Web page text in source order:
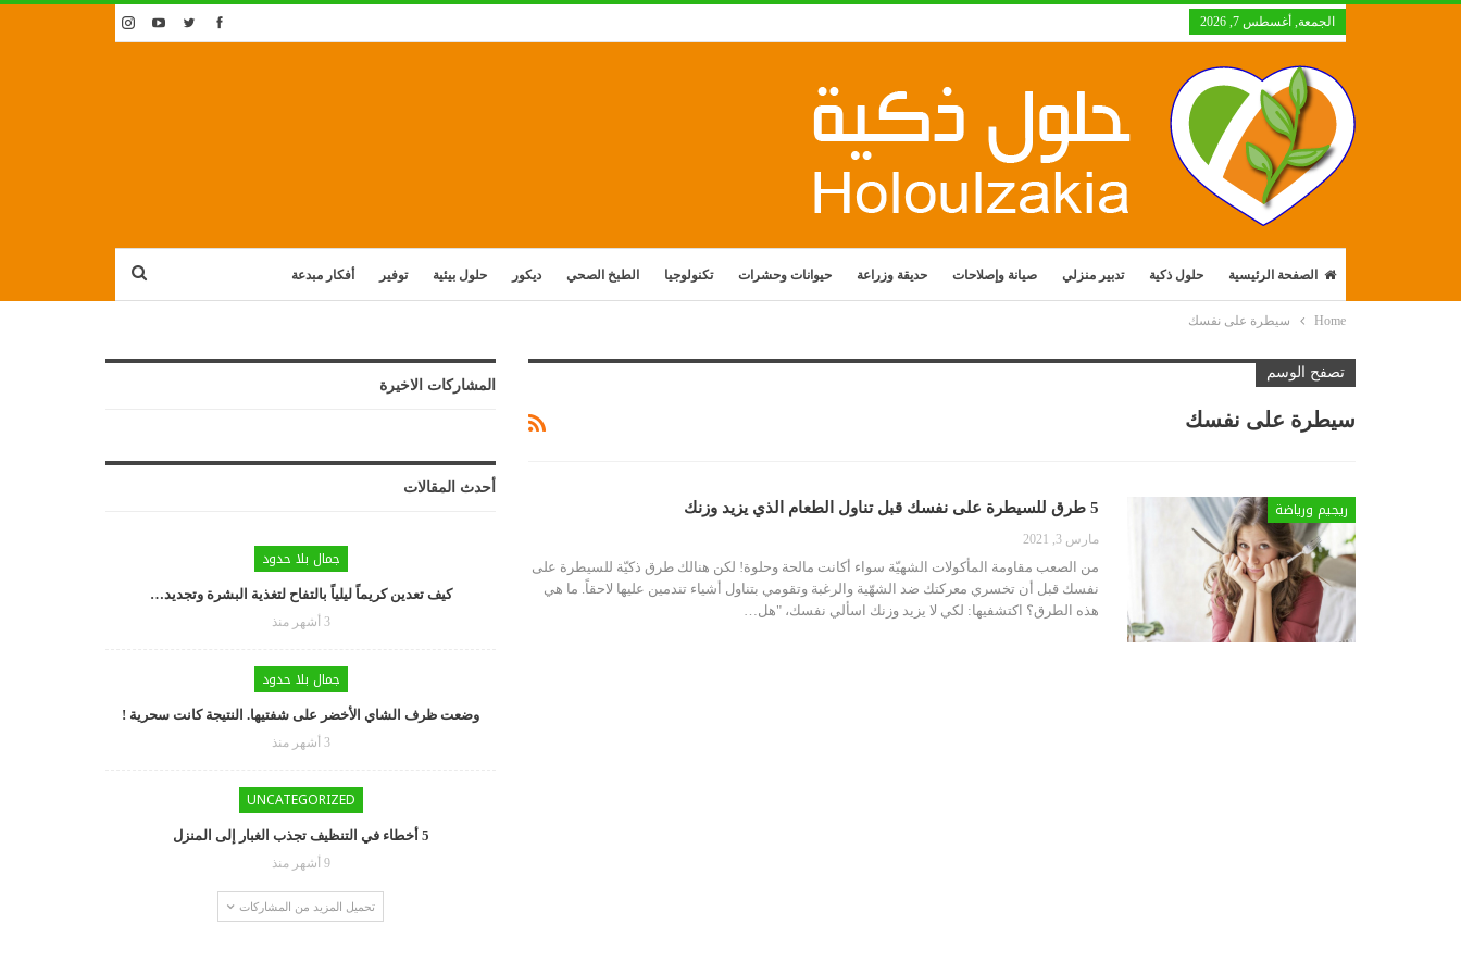
الجمعة, أغسطس 7, 2026
الصفحة الرئيسية حلول ذكية تدبير منزلي صيانة وإصلاحات حديقة وزراعة حيوانات وحشرات تكنولوجيا الطبخ الصحي ديكور حلول بيئية توفير أفكار مبدعة
Home سيطرة على نفسك
تصفح الوسم
سيطرة على نفسك
ريجيم ورياضة 5 طرق للسيطرة على نفسك قبل تناول الطعام الذي يزيد وزنك
مارس 3, 2021
من الصعب مقاومة المأكولات الشهيّة سواء أكانت مالحة وحلوة! لكن هنالك طرق ذكيّة للسيطرة على
نفسك قبل أن تخسري معركتك ضد الشهّية والرغبة وتقومي بتناول أشياء تندمين عليها لاحقاً. ما هي
هذه الطرق؟ اكتشفيها: لكي لا يزيد وزنك اسألي نفسك، "هل
المشاركات الاخيرة
أحدث المقالات
جمال بلا حدود
كيف تعدين كريماً ليلياً بالتفاح لتغذية البشرة وتجديد…
3 أشهر منذ
جمال بلا حدود
وضعت ظرف الشاي الأخضر على شفتيها. النتيجة كانت سحرية !
3 أشهر منذ
UNCATEGORIZED
5 أخطاء في التنظيف تجذب الغبار إلى المنزل
9 أشهر منذ
تحميل المزيد من المشاركات